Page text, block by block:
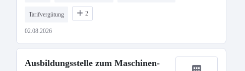
Tarifvergütung 2
02.08.2026
Ausbildungsstelle zum Maschinen-